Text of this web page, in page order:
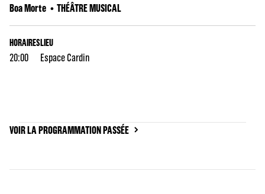
Boa Morte THÉÂTRE MUSICAL
HORAIRES
20:00
LIEU
Espace Cardin
VOIR LA PROGRAMMATION PASSÉE